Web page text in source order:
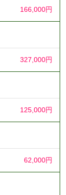
166,000円
327,000円
125,000円
62,000円